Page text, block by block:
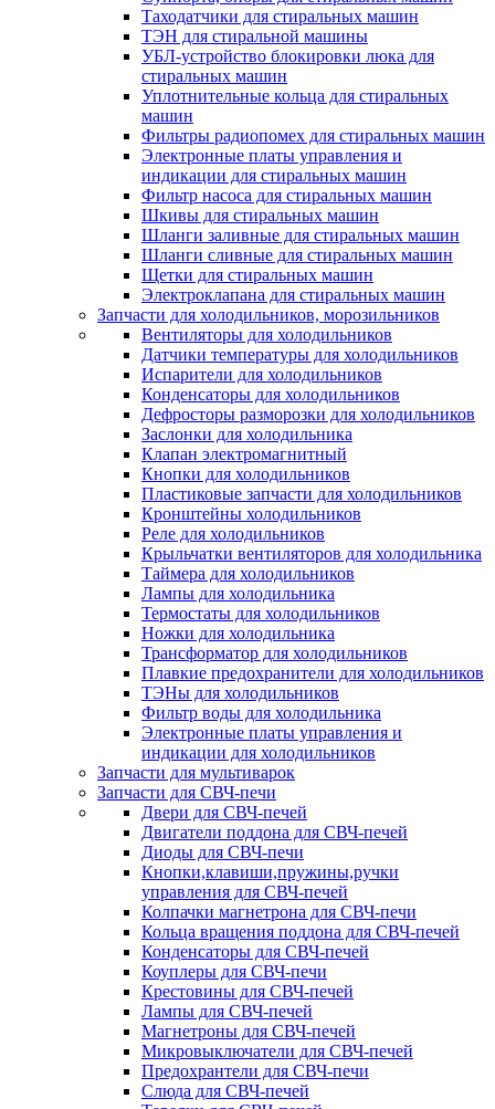
Таходатчики для стиральных машин
ТЭН для стиральной машины
УБЛ-устройство блокировки люка для
стиральных машин
Уплотнительные кольца для стиральных
машин
Фильтры радиопомех для стиральных машин
Электронные платы управления и
индикации для стиральных машин
Фильтр насоса для стиральных машин
Шкивы для стиральных машин
Шланги заливные для стиральных машин
Шланги сливные для стиральных машин
Щетки для стиральных машин
Электроклапана для стиральных машин
Запчасти для холодильников, морозильников
Вентиляторы для холодильников
Датчики температуры для холодильников
Испарители для холодильников
Конденсаторы для холодильников
Дефросторы разморозки для холодильников
Заслонки для холодильника
Клапан электромагнитный
Кнопки для холодильников
Пластиковые запчасти для холодильников
Кронштейны холодильников
Реле для холодильников
Крыльчатки вентиляторов для холодильника
Таймера для холодильников
Лампы для холодильника
Термостаты для холодильников
Ножки для холодильника
Трансформатор для холодильников
Плавкие предохранители для холодильников
ТЭНы для холодильников
Фильтр воды для холодильника
Электронные платы управления и
индикации для холодильников
Запчасти для мультиварок
Запчасти для СВЧ-печи
Двери для СВЧ-печей
Двигатели поддона для СВЧ-печей
Диоды для СВЧ-печи
Кнопки,клавиши,пружины,ручки
управления для СВЧ-печей
Колпачки магнетрона для СВЧ-печи
Кольца вращения поддона для СВЧ-печей
Конденсаторы для СВЧ-печей
Коуплеры для СВЧ-печи
Крестовины для СВЧ-печей
Лампы для СВЧ-печей
Магнетроны для СВЧ-печей
Микровыключатели для СВЧ-печей
Предохрантели для СВЧ-печи
Слюда для СВЧ-печей